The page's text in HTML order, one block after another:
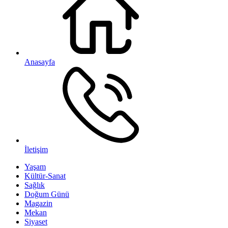
Anasayfa
İletişim
Yaşam
Kültür-Sanat
Sağlık
Doğum Günü
Magazin
Mekan
Siyaset